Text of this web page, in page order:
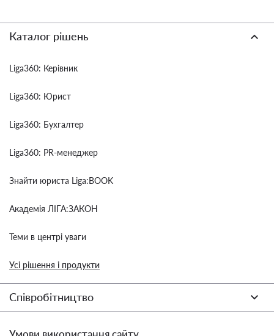
Каталог рішень
Liga360: Керівник
Liga360: Юрист
Liga360: Бухгалтер
Liga360: PR-менеджер
Знайти юриста Liga:BOOK
Академія ЛІГА:ЗАКОН
Теми в центрі уваги
Усі рішення і продукти
Співробітництво